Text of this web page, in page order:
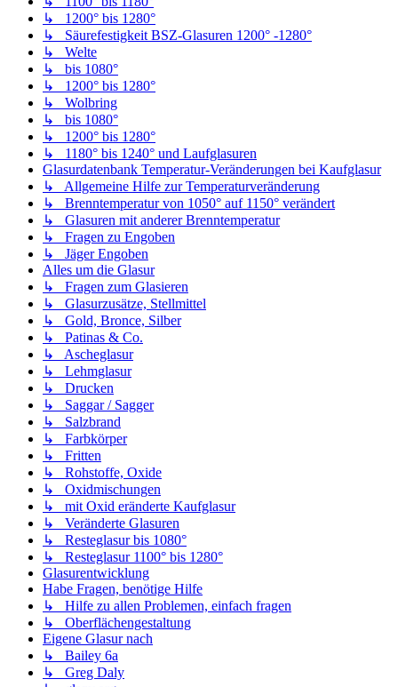
↳ 1200° bis 1280°
↳ Säurefestigkeit BSZ-Glasuren 1200° -1280°
↳ Welte
↳ bis 1080°
↳ 1200° bis 1280°
↳ Wolbring
↳ bis 1080°
↳ 1200° bis 1280°
↳ 1180° bis 1240° und Laufglasuren
Glasurdatenbank Temperatur-Veränderungen bei Kaufglasur
↳ Allgemeine Hilfe zur Temperaturveränderung
↳ Brenntemperatur von 1050° auf 1150° verändert
↳ Glasuren mit anderer Brenntemperatur
↳ Fragen zu Engoben
↳ Jäger Engoben
Alles um die Glasur
↳ Fragen zum Glasieren
↳ Glasurzusätze, Stellmittel
↳ Gold, Bronce, Silber
↳ Patinas & Co.
↳ Ascheglasur
↳ Lehmglasur
↳ Drucken
↳ Saggar / Sagger
↳ Salzbrand
↳ Farbkörper
↳ Fritten
↳ Rohstoffe, Oxide
↳ Oxidmischungen
↳ mit Oxid eränderte Kaufglasur
↳ Veränderte Glasuren
↳ Resteglasur bis 1080°
↳ Resteglasur 1100° bis 1280°
Glasurentwicklung
Habe Fragen, benötige Hilfe
↳ Hilfe zu allen Problemen, einfach fragen
↳ Oberflächengestaltung
Eigene Glasur nach
↳ Bailey 6a
↳ Greg Daly